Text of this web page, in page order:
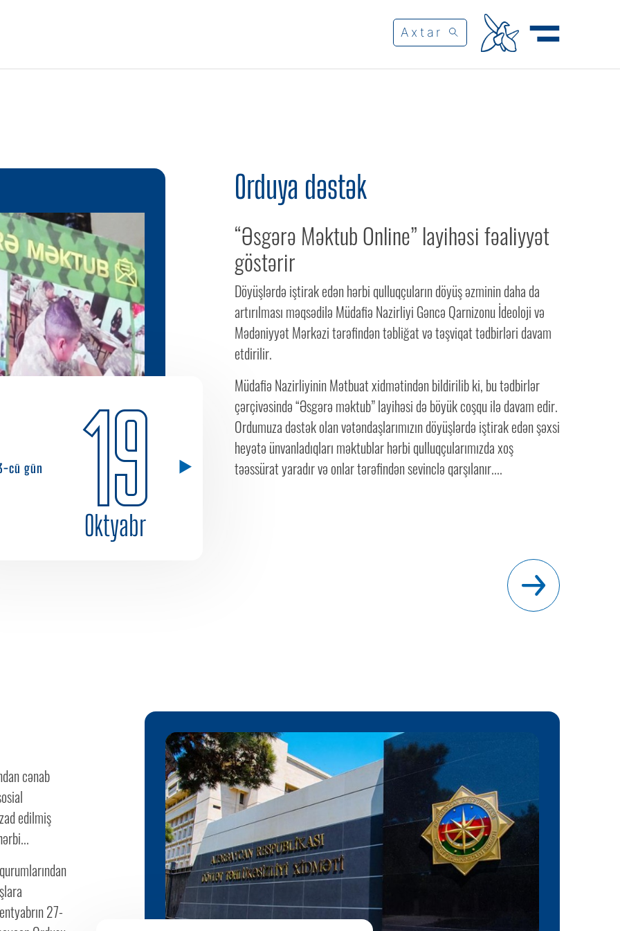
cü gün 19
Oktyabr
Orduya dəstək
“Əsgərə Məktub Online” layihəsi fəaliyyət
göstərir
Döyüşlərdə iştirak edən hərbi qulluqçuların döyüş əzminin daha da
artırılması məqsədilə Müdafiə Nazirliyi Gəncə Qarnizonu İdeoloji və
Mədəniyyət Mərkəzi tərəfindən təbliğat və təşviqat tədbirləri davam
etdirilir.
Müdafiə Nazirliyinin Mətbuat xidmətindən bildirilib ki, bu tədbirlər
çərçivəsində “Əsgərə məktub” layihəsi də böyük coşqu ilə davam edir.
Ordumuza dəstək olan vətəndaşlarımızın döyüşlərdə iştirak edən şəxsi
heyətə ünvanladıqları məktublar hərbi qulluqçularımızda xoş
təəssürat yaradır və onlar tərəfindən sevinclə qarşılanır....
27-
cənab
edilmiş